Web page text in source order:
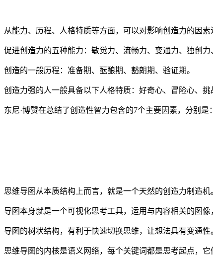
从能力、历程、人格特质等方面，可以对影响创造力的因素
促进创造力的五种能力：敏觉力、流畅力、变通力、独创力
创造的一般历程：准备期、酝酿期、豁朗期、验证期。
创造力强的人一般具备以下人格特质：好奇心、冒险心、挑
东尼·博赞在总结了创造性智力包含的7个主要因素，分别
思维导图从本质结构上而言，就是一个天然的创造力制造机
导图本身就是一个可视化思考工具，运用与内容相关的图像
导图的树状结构，有利于快速切换思维，让想法具有变通
思维导图的内核是语义网络，每个关键词都是思考起点，